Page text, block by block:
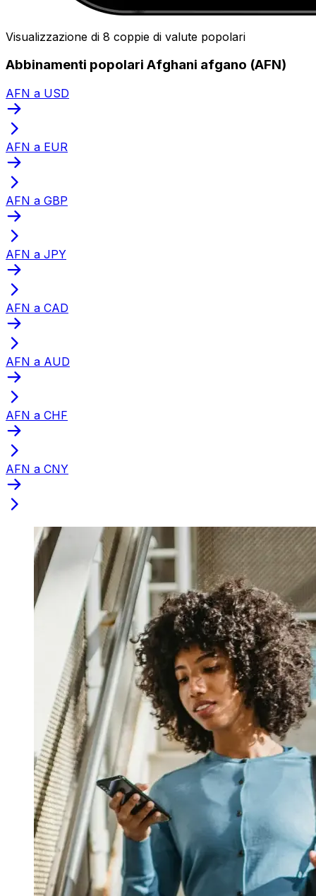
Visualizzazione di 8 coppie di valute popolari
Abbinamenti popolari Afghani afgano (AFN)
AFN a USD
AFN a EUR
AFN a GBP
AFN a JPY
AFN a CAD
AFN a AUD
AFN a CHF
AFN a CNY